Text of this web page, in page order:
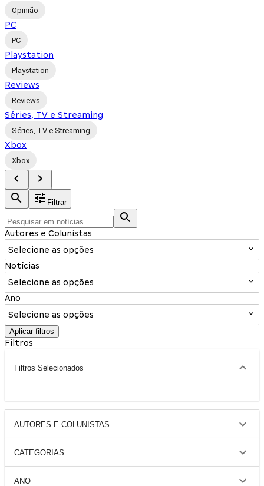
Opinião
PC
PC
Playstation
Playstation
Reviews
Reviews
Séries, TV e Streaming
Séries, TV e Streaming
Xbox
Xbox
Filtrar
Autores e Colunistas
Selecione as opções
Notícias
Selecione as opções
Ano
Selecione as opções
Aplicar filtros
Filtros
Filtros Selecionados
AUTORES E COLUNISTAS
CATEGORIAS
ANO